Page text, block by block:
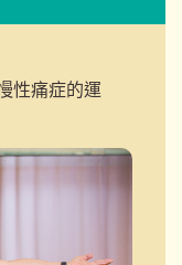
性痛症的運